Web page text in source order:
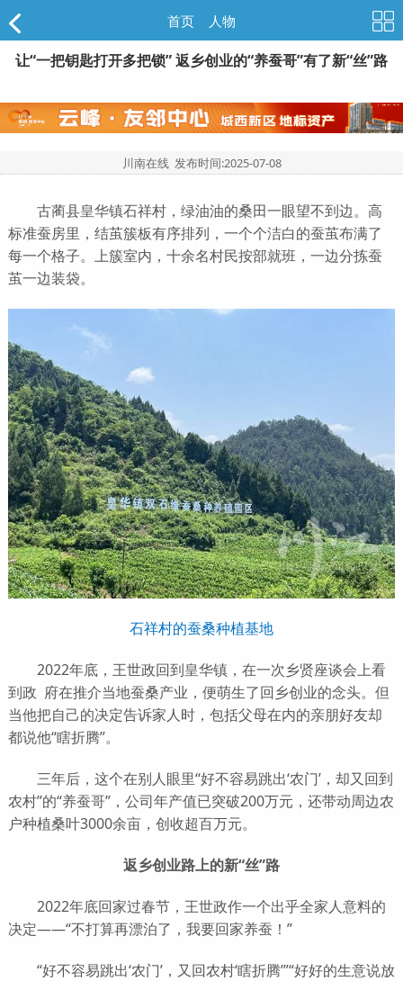
首页 人物
让“一把钥匙打开多把锁” 返乡创业的“养蚕哥”有了新“丝”路
川南在线 发布时间:2025-07-08
古蔺县皇华镇石祥村，绿油油的桑田一眼望不到边。高
标准蚕房里，结茧簇板有序排列，一个个洁白的蚕茧布满了
每一个格子。上簇室内，十余名村民按部就班，一边分拣蚕
茧一边装袋。
石祥村的蚕桑种植基地
2022年底，王世政回到皇华镇，在一次乡贤座谈会上看
到政 府在推介当地蚕桑产业，便萌生了回乡创业的念头。但
当他把自己的决定告诉家人时，包括父母在内的亲朋好友却
都说他“瞎折腾”。
三年后，这个在别人眼里“好不容易跳出‘农门’，却又回到
农村”的“养蚕哥”，公司年产值已突破200万元，还带动周边农
户种植桑叶3000余亩，创收超百万元。
返乡创业路上的新“丝”路
2022年底回家过春节，王世政作一个出乎全家人意料的
决定——“不打算再漂泊了，我要回家养蚕！”
“好不容易跳出‘农门’，又回农村‘瞎折腾’”“好好的生意说放